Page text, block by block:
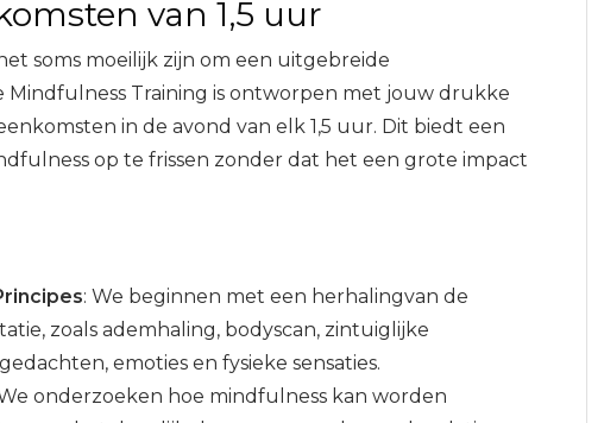
van 1,5 uur
soms moeilijk zijn om een uitgebreide
Mindfulness Training is ontworpen met jouw drukke
in de avond van elk 1,5 uur. Dit biedt een
op te frissen zonder dat het een grote impact
: We beginnen met een herhalingvan de
zoals ademhaling, bodyscan, zintuiglijke
emoties en fysieke sensaties.
onderzoeken hoe mindfulness kan worden